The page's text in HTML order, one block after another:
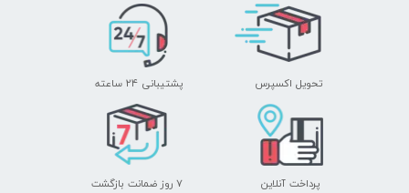
تحویل اکسپرس پشتیبانی ۲۴ ساعته
پرداخت آنلاین ۷ روز ضمانت بازگشت